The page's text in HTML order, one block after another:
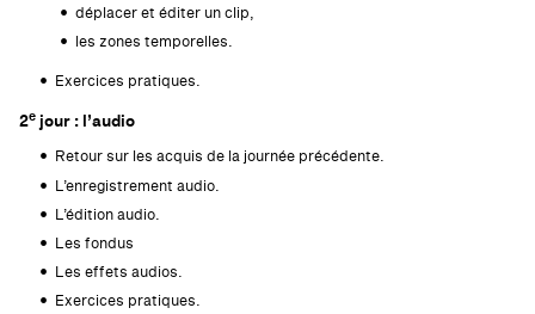
déplacer et éditer un clip,
les zones temporelles.
Exercices pratiques.
2ejour : l’audio
Retour sur les acquis de la journée précédente.
L’enregistrement audio.
L’édition audio.
Les fondus
Les effets audios.
Exercices pratiques.